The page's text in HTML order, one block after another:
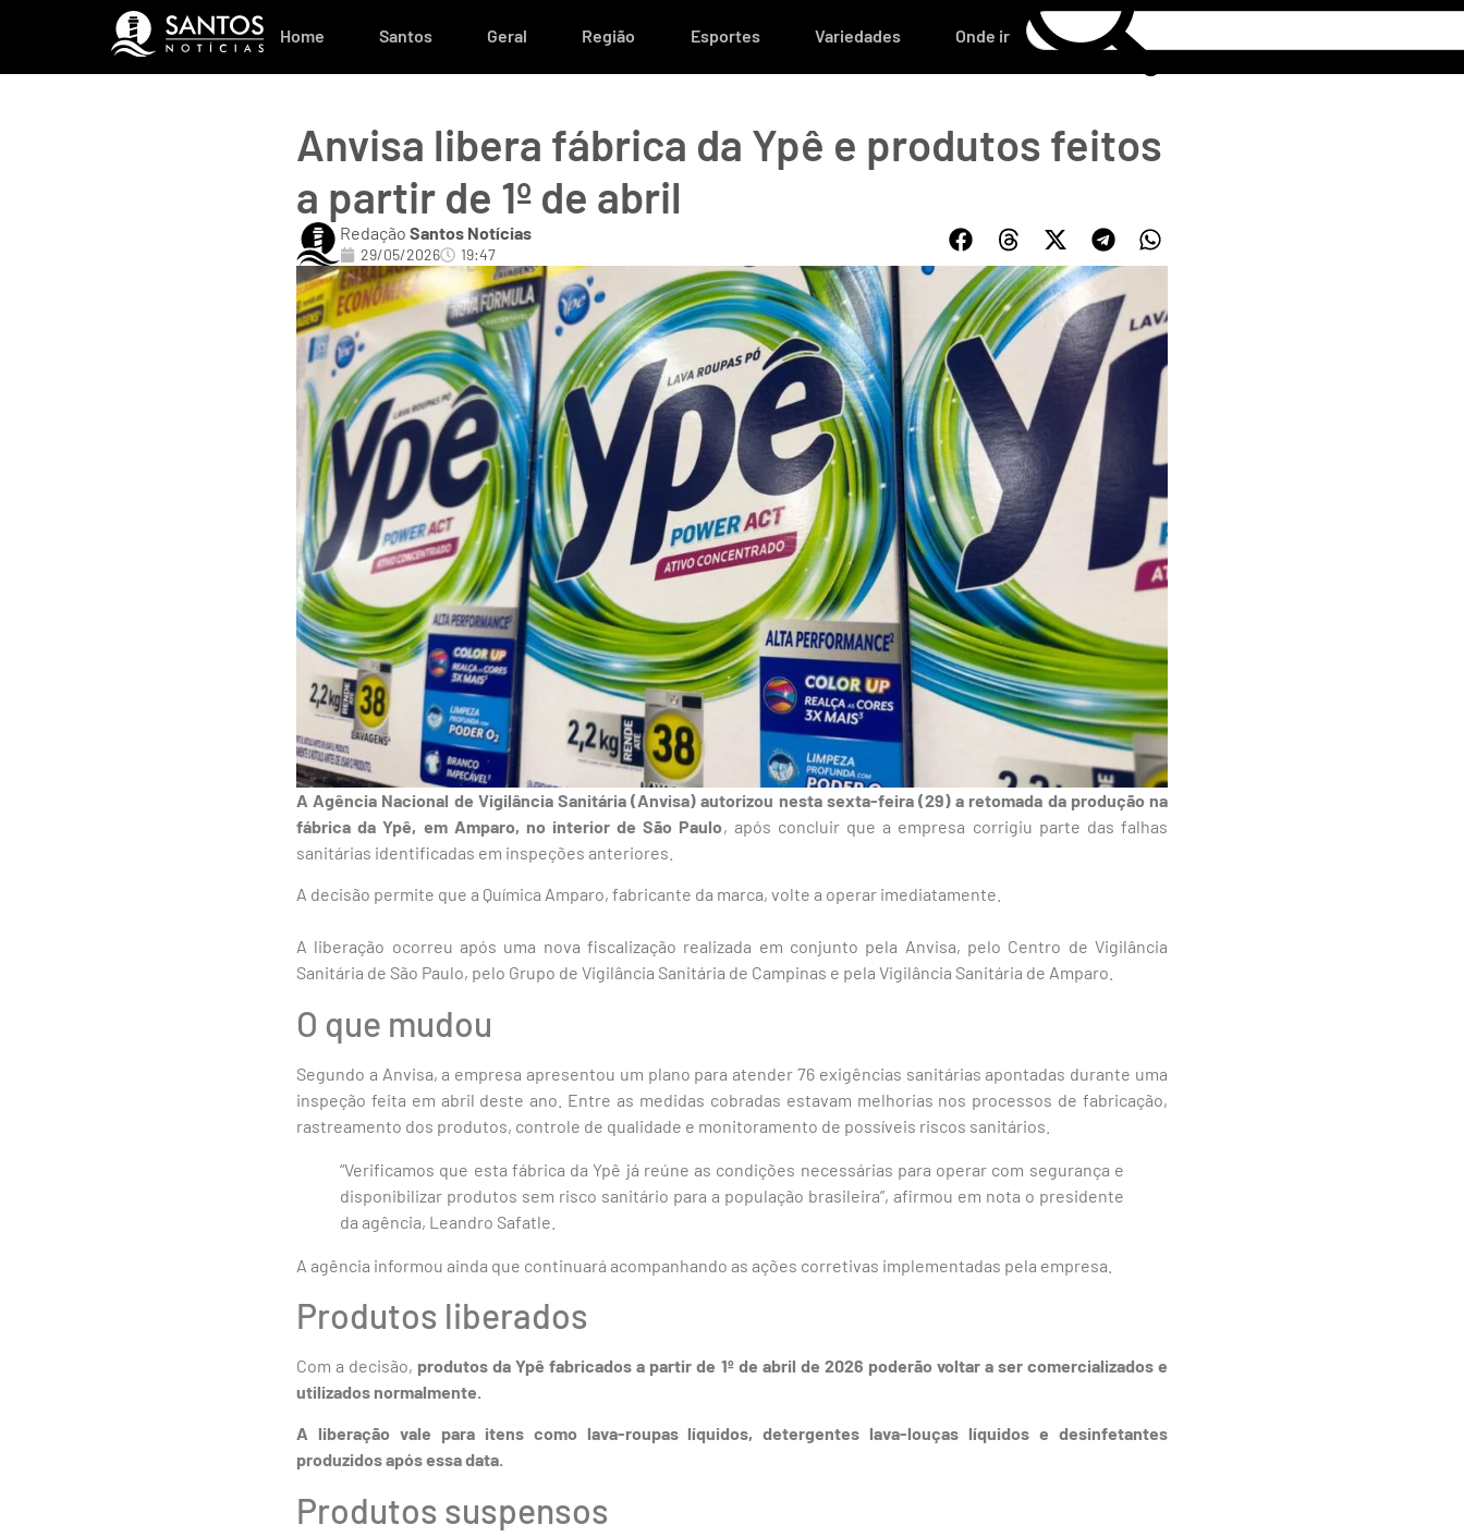
Home Santos Geral Região Esportes Variedades Onde ir
Anvisa libera fábrica da Ypê e produtos feitos
a partir de 1º de abril
Redação Santos Notícias
29/05/2026 19:47
A Agência Nacional de Vigilância Sanitária (Anvisa) autorizou nesta sexta-feira (29) a retomada da produção na
fábrica da Ypê, em Amparo, no interior de São Paulo, após concluir que a empresa corrigiu parte das falhas
sanitárias identificadas em inspeções anteriores.
A decisão permite que a Química Amparo, fabricante da marca, volte a operar imediatamente.
A liberação ocorreu após uma nova fiscalização realizada em conjunto pela Anvisa, pelo Centro de Vigilância
Sanitária de São Paulo, pelo Grupo de Vigilância Sanitária de Campinas e pela Vigilância Sanitária de Amparo.
O que mudou
Segundo a Anvisa, a empresa apresentou um plano para atender 76 exigências sanitárias apontadas durante uma
inspeção feita em abril deste ano. Entre as medidas cobradas estavam melhorias nos processos de fabricação,
rastreamento dos produtos, controle de qualidade e monitoramento de possíveis riscos sanitários.
“Verificamos que esta fábrica da Ypê já reúne as condições necessárias para operar com segurança e
disponibilizar produtos sem risco sanitário para a população brasileira”, afirmou em nota o presidente
da agência, Leandro Safatle.
A agência informou ainda que continuará acompanhando as ações corretivas implementadas pela empresa.
Produtos liberados
Com a decisão, produtos da Ypê fabricados a partir de 1º de abril de 2026 poderão voltar a ser comercializados e
utilizados normalmente.
A liberação vale para itens como lava-roupas líquidos, detergentes lava-louças líquidos e desinfetantes
produzidos após essa data.
Produtos suspensos